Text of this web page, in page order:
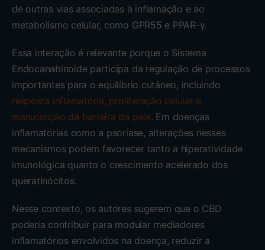
de outras vias associadas à inflamação e ao
metabolismo celular, como GPR55 e PPAR-γ.
Essa interação é relevante porque o Sistema
Endocanabinoide participa da regulação de processos
importantes para o equilíbrio cutâneo, incluindo
resposta inflamatória, proliferação celular e
manutenção da barreira da pele. Em doenças
inflamatórias como a psoríase, alterações nesses
mecanismos podem favorecer tanto a hiperatividade
imunológica quanto o crescimento acelerado dos
queratinócitos.
Nesse contexto, os autores sugerem que o CBD
poderia contribuir para modular mediadores
inflamatórios envolvidos na doença, reduzir a